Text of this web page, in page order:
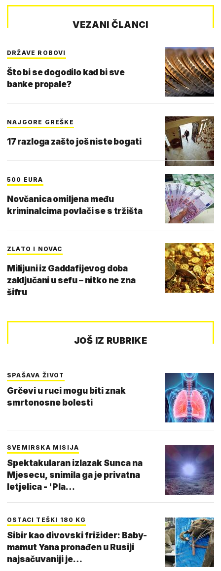
VEZANI ČLANCI
DRŽAVE ROBOVI
Što bi se dogodilo kad bi sve
banke propale?
NAJGORE GREŠKE
17 razloga zašto još niste bogati
500 EURA
Novčanica omiljena među
kriminalcima povlači se s tržišta
ZLATO I NOVAC
Milijuni iz Gaddafijevog doba
zaključani u sefu – nitko ne zna
šifru
JOŠ IZ RUBRIKE
SPAŠAVA ŽIVOT
Grčevi u ruci mogu biti znak
smrtonosne bolesti
SVEMIRSKA MISIJA
Spektakularan izlazak Sunca na
Mjesecu, snimila ga je privatna
letjelica - 'Pla…
OSTACI TEŠKI 180 KG
Sibir kao divovski frižider: Baby-
mamut Yana pronađen u Rusiji
najsačuvaniji je…